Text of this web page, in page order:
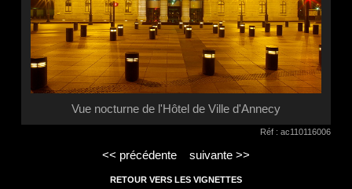
Vue nocturne de l'Hôtel de Ville d'Annecy
Réf : ac110116006
<< précédente suivante >>
RETOUR VERS LES VIGNETTES